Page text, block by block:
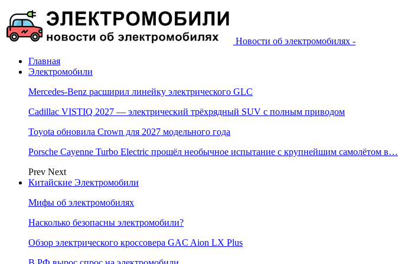
Новости об электромобилях -
Главная
Электромобили
Mercedes-Benz расширил линейку электрического GLC
Cadillac VISTIQ 2027 — электрический трёхрядный SUV с полным приводом
Toyota обновила Crown для 2027 модельного года
Porsche Cayenne Turbo Electric прошёл необычное испытание с крупнейшим самолётом в…
Prev Next
Китайские Электромобили
Мифы об электромобилях
Насколько безопасны электромобили?
Обзор электрического кроссовера GAC Aion LX Plus